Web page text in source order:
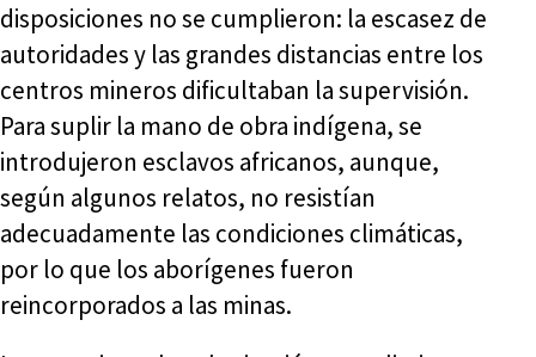
disposiciones no se cumplieron: la escasez de
autoridades y las grandes distancias entre los
centros mineros dificultaban la supervisión.
Para suplir la mano de obra indígena, se
introdujeron esclavos africanos, aunque,
según algunos relatos, no resistían
adecuadamente las condiciones climáticas,
por lo que los aborígenes fueron
reincorporados a las minas.